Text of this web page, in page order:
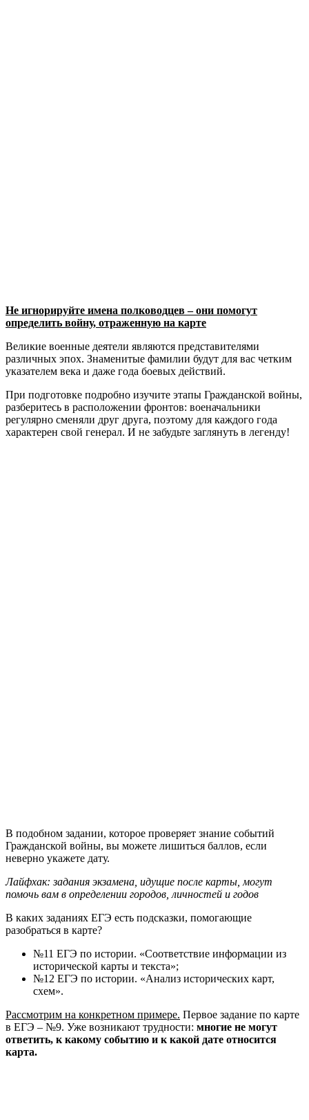
Не игнорируйте имена полководцев – они помогут
определить войну, отраженную на карте
Великие военные деятели являются представителями
различных эпох. Знаменитые фамилии будут для вас четким
указателем века и даже года боевых действий.
При подготовке подробно изучите этапы Гражданской войны,
разберитесь в расположении фронтов: военачальники
регулярно сменяли друг друга, поэтому для каждого года
характерен свой генерал. И не забудьте заглянуть в легенду!
В подобном задании, которое проверяет знание событий
Гражданской войны, вы можете лишиться баллов, если
неверно укажете дату.
Лайфхак: задания экзамена, идущие после карты, могут
помочь вам в определении городов, личностей и годов
В каких заданиях ЕГЭ есть подсказки, помогающие
разобраться в карте?
№11 ЕГЭ по истории. «Соответствие информации из
исторической карты и текста»;
№12 ЕГЭ по истории. «Анализ исторических карт,
схем».
Рассмотрим на конкретном примере. Первое задание по карте
в ЕГЭ – №9. Уже возникают трудности: многие не могут
ответить, к какому событию и к какой дате относится
карта.